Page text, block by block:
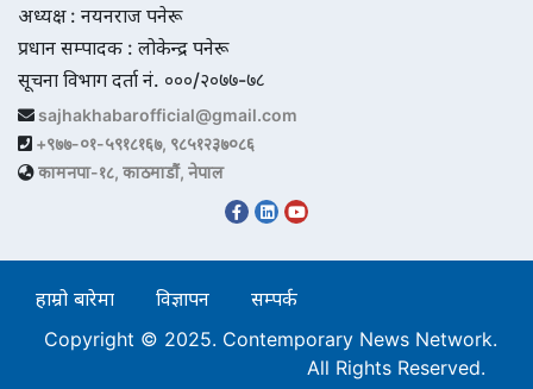
अध्यक्ष : नयनराज पनेरू
प्रधान सम्पादक : लोकेन्द्र पनेरू
सूचना विभाग दर्ता नं. ०००/२०७७-७८
sajhakhabarofficial@gmail.com
+९७७-०१-५९१८१६७, ९८५१२३७०८६
कामनपा-१८, काठमाडौं, नेपाल
हाम्रो बारेमा विज्ञापन
सम्पर्क
Copyright © 2025. Contemporary News Network.
All Rights Reserved.